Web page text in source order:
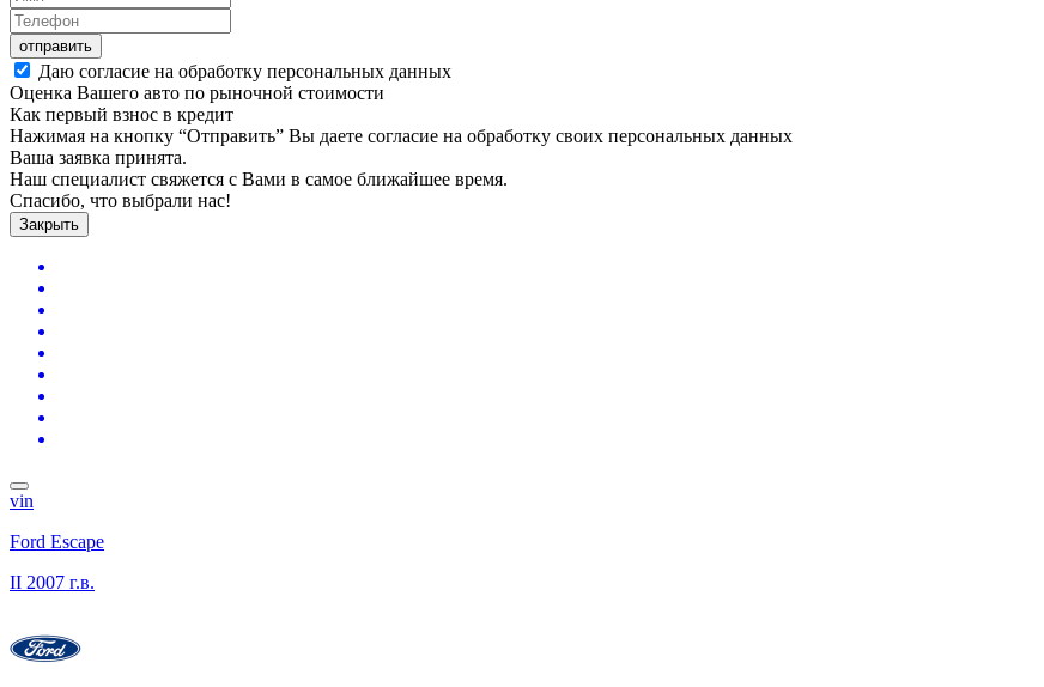
отправить
Даю согласие на обработку персональных данных
Оценка Вашего авто по рыночной стоимости
Как первый взнос в кредит
Нажимая на кнопку “Отправить” Вы даете согласие на обработку своих персональных данных
Ваша заявка принята.
Наш специалист свяжется с Вами в самое ближайшее время.
Спасибо, что выбрали нас!
Закрыть
vin
Ford Escape
II 2007 г.в.